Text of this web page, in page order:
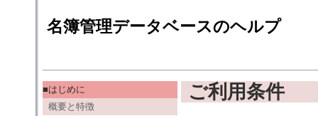
名簿管理データベースのヘルプ
ご利用条件
■はじめに
概要と特徴